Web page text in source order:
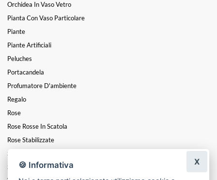
Orchidea In Vaso Vetro
Pianta Con Vaso Particolare
Piante
Piante Artificiali
Peluches
Portacandela
Profumatore D'ambiente
Regalo
Rose
Rose Rosse In Scatola
Rose Stabilizzate
Scatole Con Fiori Assortiti
Scatole Con Rose Naturali
🍪 Informativa X